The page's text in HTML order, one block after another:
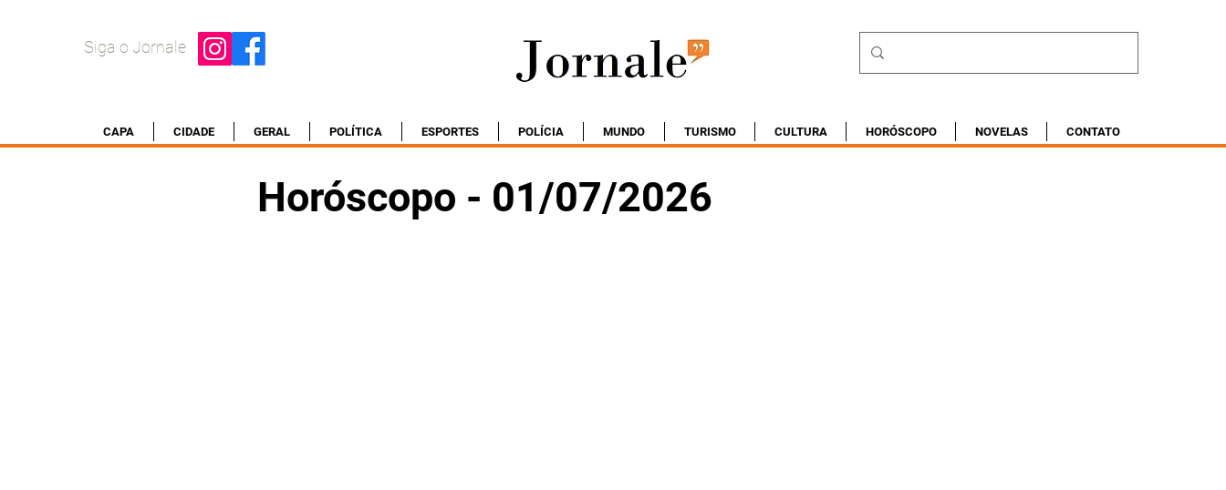
Siga o Jornale
CAPA CIDADE GERAL POLÍTICA ESPORTES POLÍCIA MUNDO TURISMO CULTURA HORÓSCOPO NOVELAS CONTATO
Horóscopo - 01/07/2026